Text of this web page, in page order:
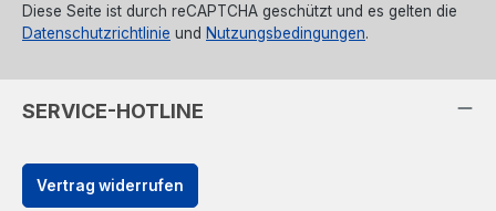
Diese Seite ist durch reCAPTCHA geschützt und es gelten die
Datenschutzrichtlinie und Nutzungsbedingungen.
SERVICE-HOTLINE
Vertrag widerrufen